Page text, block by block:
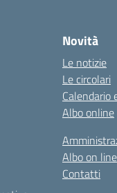
Novità
Le notizie
Le circolari
Calendario
Albo online
Albo on line
Contatti